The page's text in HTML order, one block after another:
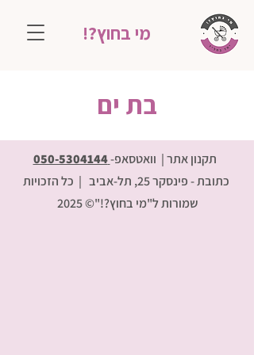
מי בחוץ?!
בת ים
תקנון אתר | וואטסאפ-050-5304144
כתובת - פינסקר 25, תל-אביב
| כל הזכויות
שמורות ל"מי בחוץ?!"© 2025